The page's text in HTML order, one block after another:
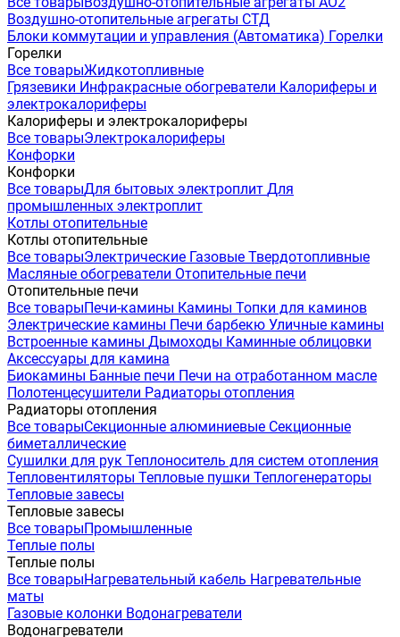
Воздушно-отопительные агрегаты СТД
Блоки коммутации и управления (Автоматика) Горелки
Горелки
Все товарыЖидкотопливные
Грязевики Инфракрасные обогреватели Калориферы и
электрокалориферы
Калориферы и электрокалориферы
Все товарыЭлектрокалориферы
Конфорки
Конфорки
Все товарыДля бытовых электроплит Для
промышленных электроплит
Котлы отопительные
Котлы отопительные
Все товарыЭлектрические Газовые Твердотопливные
Масляные обогреватели Отопительные печи
Отопительные печи
Все товарыПечи-камины Камины Топки для каминов
Электрические камины Печи барбекю Уличные камины
Встроенные камины Дымоходы Каминные облицовки
Аксессуары для камина
Биокамины Банные печи Печи на отработанном масле
Полотенцесушители Радиаторы отопления
Радиаторы отопления
Все товарыСекционные алюминиевые Секционные
биметаллические
Сушилки для рук Теплоноситель для систем отопления
Тепловентиляторы Тепловые пушки Теплогенераторы
Тепловые завесы
Тепловые завесы
Все товарыПромышленные
Теплые полы
Теплые полы
Все товарыНагревательный кабель Нагревательные
маты
Газовые колонки Водонагреватели
Водонагреватели